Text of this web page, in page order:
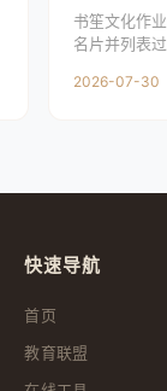
书笙文化作
名片并列表
动的打卡动
2026-07-30
快速导航
首页
教育联盟